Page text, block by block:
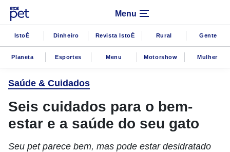
Menu
IstoÉ Dinheiro Revista IstoÉ Rural Gente
Planeta Esportes Menu Motorshow Mulher
Saúde & Cuidados
Seis cuidados para o bem-
estar e a saúde do seu gato
Seu pet parece bem, mas pode estar desidratado